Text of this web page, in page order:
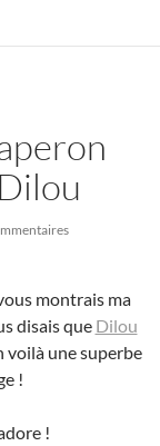
montrais ma
disais que Dilou
voilà une superbe
!
!